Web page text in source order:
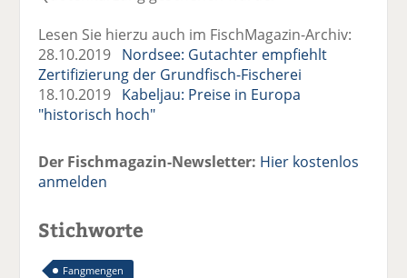
Lesen Sie hierzu auch im FischMagazin-Archiv:
28.10.2019 Nordsee: Gutachter empfiehlt
Zertifizierung der Grundfisch-Fischerei
18.10.2019 Kabeljau: Preise in Europa
"historisch hoch"
Der Fischmagazin-Newsletter: Hier kostenlos
anmelden
Stichworte
Fangmengen